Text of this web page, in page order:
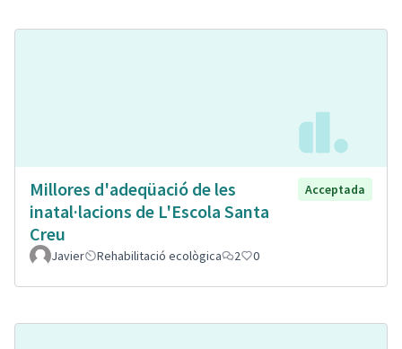
Millores d'adeqüació de les
inatal·lacions de L'Escola Santa
Creu
Acceptada
Javier Rehabilitació ecològica 2 0